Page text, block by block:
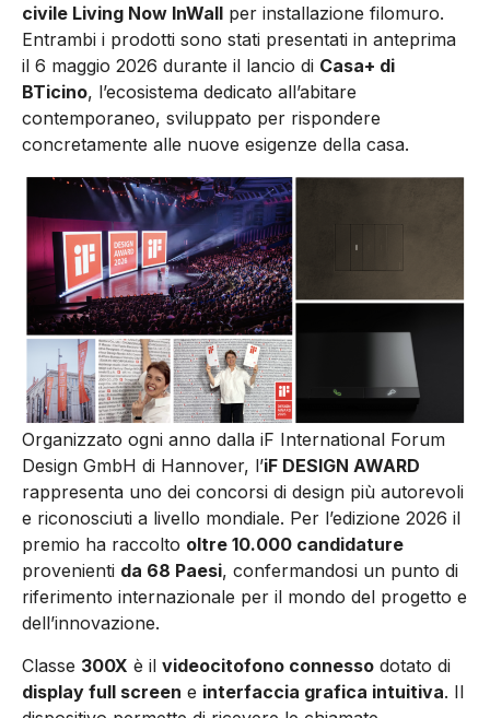
civile Living Now InWall per installazione filomuro.
Entrambi i prodotti sono stati presentati in anteprima
il 6 maggio 2026 durante il lancio di Casa+ di
BTicino, l’ecosistema dedicato all’abitare
contemporaneo, sviluppato per rispondere
concretamente alle nuove esigenze della casa.
Organizzato ogni anno dalla iF International Forum
Design GmbH di Hannover, l’iF DESIGN AWARD
rappresenta uno dei concorsi di design più autorevoli
e riconosciuti a livello mondiale. Per l’edizione 2026 il
premio ha raccolto oltre 10.000 candidature
provenienti da 68 Paesi, confermandosi un punto di
riferimento internazionale per il mondo del progetto e
dell’innovazione.
Classe 300X è il videocitofono connesso dotato di
display full screen e interfaccia grafica intuitiva. Il